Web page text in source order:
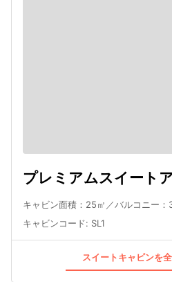
プレミアムスイート
キャビン面積：25㎡／バルコニー
キャビンコード: SL1
スイートキャビンを